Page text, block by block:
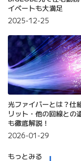
イベートも大満足
2025-12-25
光ファイバーとは？仕
リット・他の回線との
も徹底解説！
2026-01-29
もっとみる